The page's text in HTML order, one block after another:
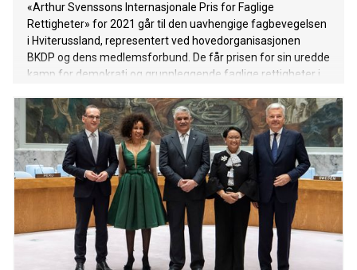
«Arthur Svenssons Internasjonale Pris for Faglige
Rettigheter» for 2021 går til den uavhengige fagbevegelsen
i Hviterussland, representert ved hovedorganisasjonen
BKDP og dens medlemsforbund. De får prisen for sin uredde
kamp for demokrati og grunnleggende faglige rettigheter i